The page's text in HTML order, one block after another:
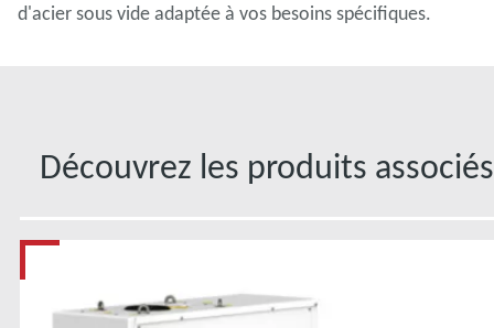
d'acier sous vide adaptée à vos besoins spécifiques.
Découvrez les produits associés